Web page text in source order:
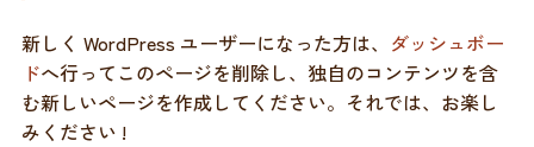
新しく WordPress ユーザーになった方は、 ダッシュボー
ドへ行ってこのページを削除し、独自のコンテンツを含
む新しいページを作成してください。それでは、お楽し
みください !